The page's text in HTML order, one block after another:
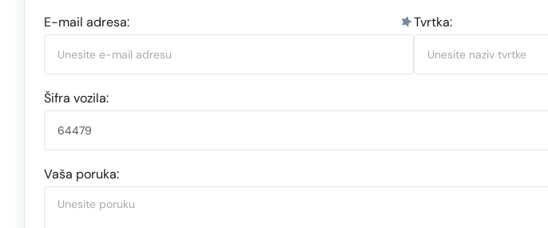
E-mail adresa: Tvrtka:
Šifra vozila:
Vaša poruka: